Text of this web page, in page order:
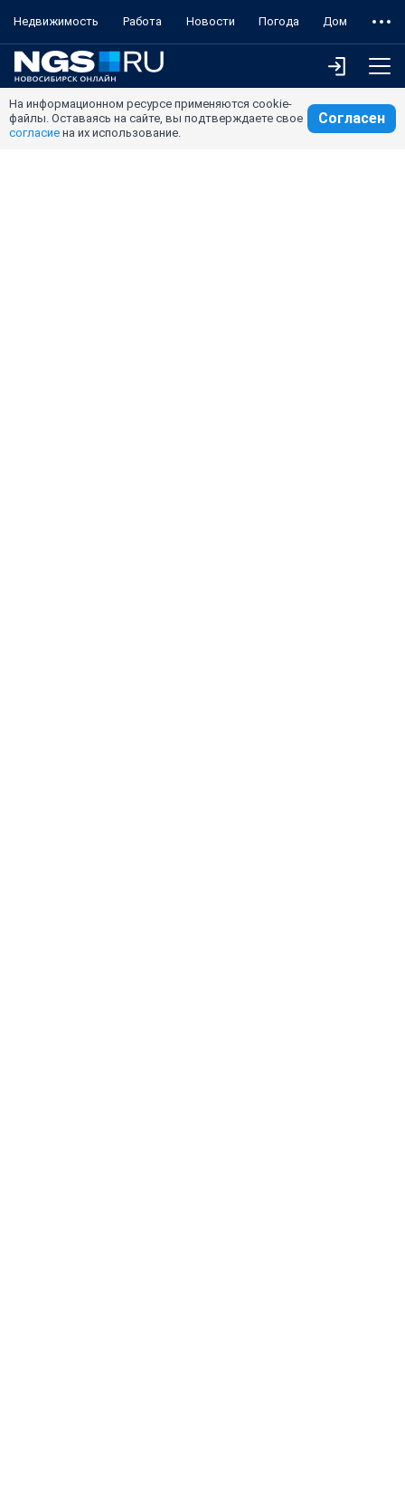
Недвижимость Работа Новости Погода Дом
На информационном ресурсе применяются cookie-
файлы. Оставаясь на сайте, вы подтверждаете свое
согласие на их использование.
Согласен